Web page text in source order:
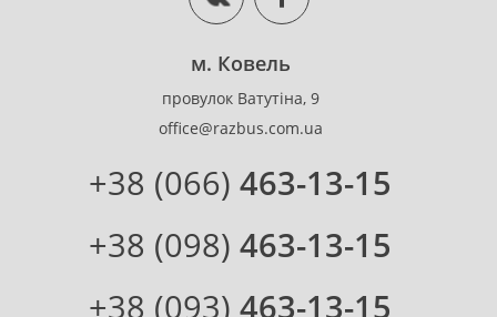
м. Ковель
провулок Ватутіна, 9
office@razbus.com.ua
+38 (066) 463-13-15
+38 (098) 463-13-15
+38 (093) 463-13-15